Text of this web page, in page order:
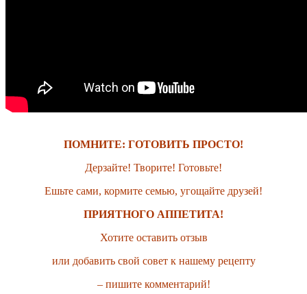
ПОМНИТЕ: ГОТОВИТЬ ПРОСТО!
Дерзайте! Творите! Готовьте!
Ешьте сами, кормите семью, угощайте друзей!
ПРИЯТНОГО АППЕТИТА!
Хотите оставить отзыв
или добавить свой совет к нашему рецепту
– пишите комментарий!